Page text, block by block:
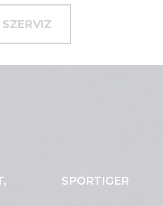
SZERVIZ
SPORTIGER